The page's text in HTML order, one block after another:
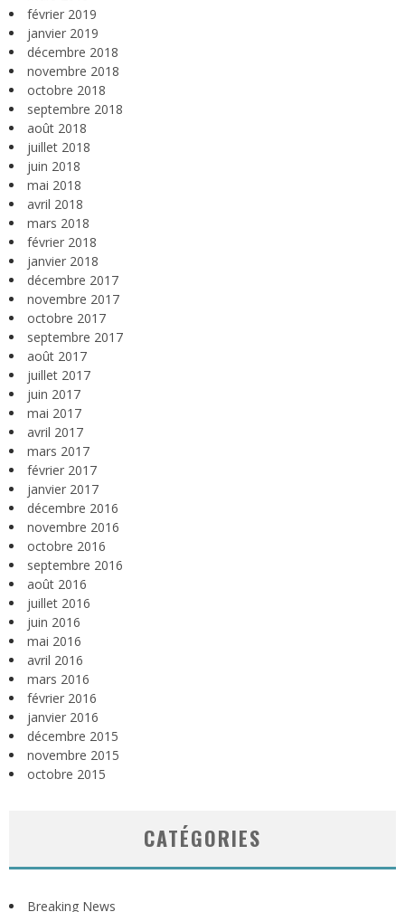
février 2019
janvier 2019
décembre 2018
novembre 2018
octobre 2018
septembre 2018
août 2018
juillet 2018
juin 2018
mai 2018
avril 2018
mars 2018
février 2018
janvier 2018
décembre 2017
novembre 2017
octobre 2017
septembre 2017
août 2017
juillet 2017
juin 2017
mai 2017
avril 2017
mars 2017
février 2017
janvier 2017
décembre 2016
novembre 2016
octobre 2016
septembre 2016
août 2016
juillet 2016
juin 2016
mai 2016
avril 2016
mars 2016
février 2016
janvier 2016
décembre 2015
novembre 2015
octobre 2015
CATÉGORIES
Breaking News